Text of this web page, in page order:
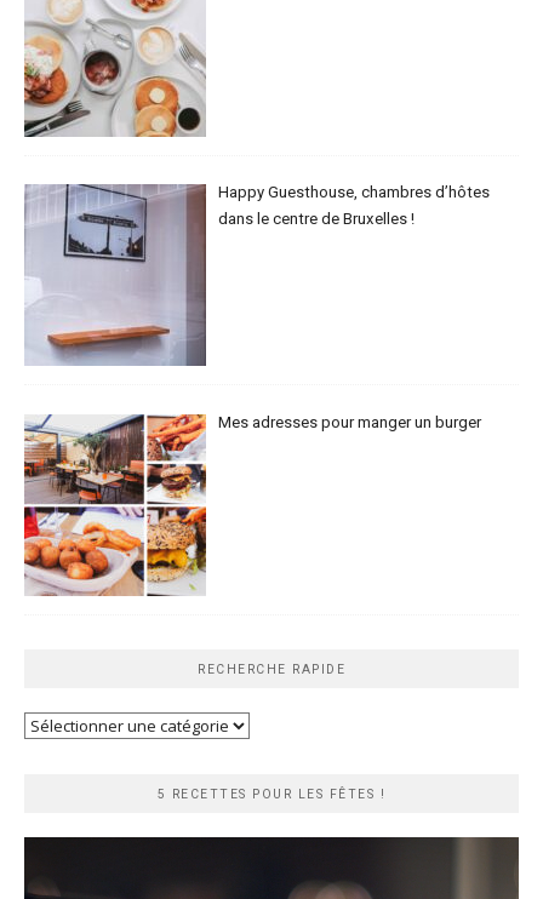
Happy Guesthouse, chambres d’hôtes
dans le centre de Bruxelles !
Mes adresses pour manger un burger
RECHERCHE RAPIDE
Recherche
5 RECETTES POUR LES FÊTES !